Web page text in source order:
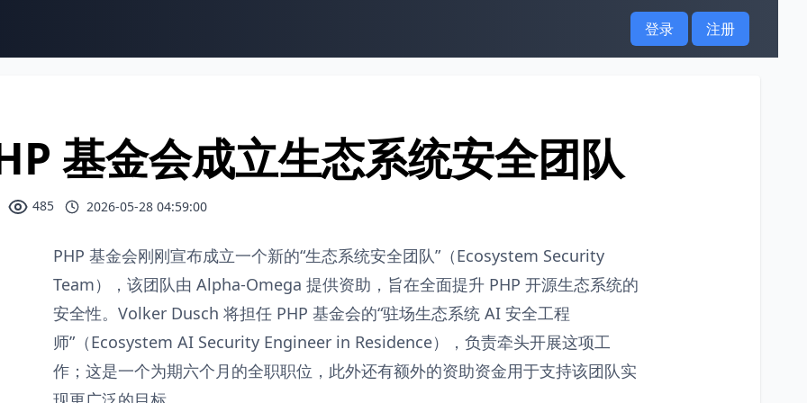
登录 注册
基金会成立生态系统安全团队
485 2026-05-28 04:59:00
PHP 基金会刚刚宣布成立一个新的“生态系统安全团队”（Ecosystem Security
Team），该团队由 Alpha-Omega 提供资助，旨在全面提升 PHP 开源生态系统的
安全性。Volker Dusch 将担任 PHP 基金会的“驻场生态系统 AI 安全工程
师”（Ecosystem AI Security Engineer in Residence），负责牵头开展这项工
作；这是一个为期六个月的全职职位，此外还有额外的资助资金用于支持该团队实